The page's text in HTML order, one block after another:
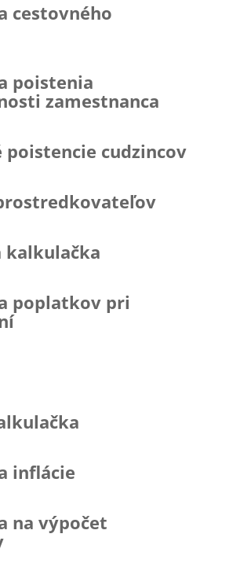
cestovného
poistenia
zamestnanca
poistencie cudzincov
kalkulačka
poplatkov pri
inflácie
na výpočet